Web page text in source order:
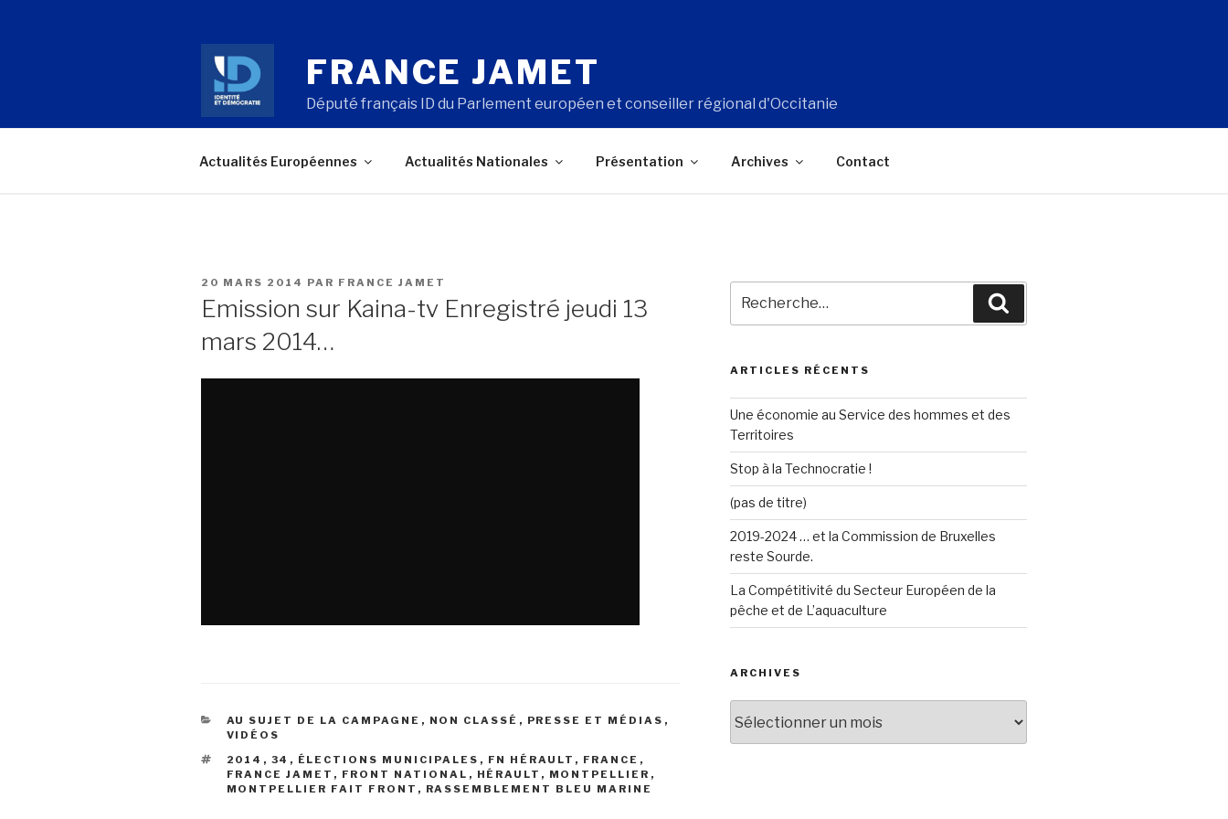
FRANCE JAMET
Député français ID du Parlement européen et conseiller régional d'Occitanie
Actualités Européennes Actualités Nationales Présentation Archives Contact
PUBLIÉ
LE
20 MARS 2014 PAR FRANCE JAMET
Emission sur Kaina-tv Enregistré jeudi 13
mars 2014…
CATÉGORIES
AU SUJET DE LA CAMPAGNE , NON CLASSÉ , PRESSE ET MÉDIAS ,
VIDÉOS
ÉTIQUETTES
2014 , 34 , ÉLECTIONS MUNICIPALES , FN HÉRAULT , FRANCE ,
FRANCE JAMET , FRONT NATIONAL , HÉRAULT , MONTPELLIER ,
MONTPELLIER FAIT FRONT , RASSEMBLEMENT BLEU MARINE
pour
ARTICLES RÉCENTS
Une économie au Service des hommes et des
Territoires
Stop à la Technocratie !
(pas de titre)
2019-2024 … et la Commission de Bruxelles
reste Sourde.
La Compétitivité du Secteur Européen de la
pêche et de L’aquaculture
ARCHIVES